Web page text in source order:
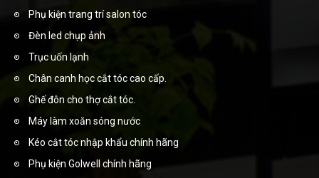
Phụ kiện trang trí salon tóc
Đèn led chụp ảnh
Trục uốn lạnh
Chân canh học cắt tóc cao cấp.
Ghế đôn cho thợ cắt tóc.
Máy làm xoăn sóng nước
Kéo cắt tóc nhập khẩu chính hãng
Phụ kiện Golwell chính hãng